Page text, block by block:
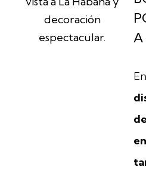
A